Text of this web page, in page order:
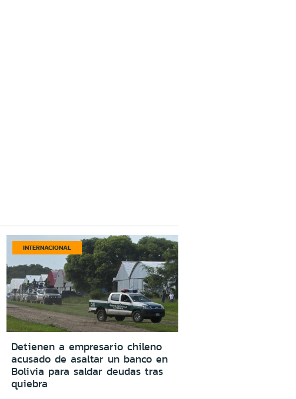
INTERNACIONAL
Detienen a empresario chileno
acusado de asaltar un banco en
Bolivia para saldar deudas tras
quiebra